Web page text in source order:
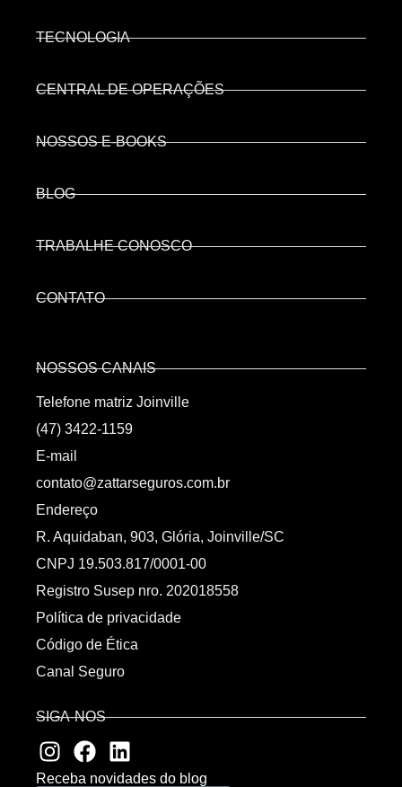
TECNOLOGIA
CENTRAL DE OPERAÇÕES
NOSSOS E-BOOKS
BLOG
TRABALHE CONOSCO
CONTATO
NOSSOS CANAIS
Telefone matriz Joinville
(47) 3422-1159
E-mail
contato@zattarseguros.com.br
Endereço
R. Aquidaban, 903, Glória, Joinville/SC
CNPJ 19.503.817/0001-00
Registro Susep nro. 202018558
Política de privacidade
Código de Ética
Canal Seguro
SIGA-NOS
Receba novidades do blog